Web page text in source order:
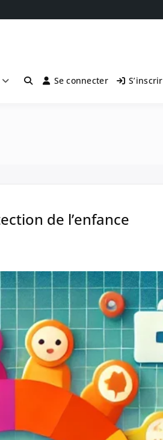
Se connecter
de l’enfance